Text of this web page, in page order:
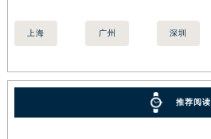
上海 广州 深圳
推荐阅读